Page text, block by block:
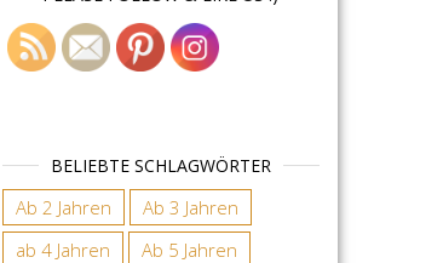
BELIEBTE SCHLAGWÖRTER
Ab 2 Jahren
Ab 3 Jahren
ab 4 Jahren
Ab 5 Jahren